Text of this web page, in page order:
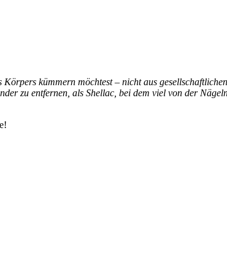
kümmern möchtest – nicht aus
zu entfernen, als Shellac, bei dem viel von der